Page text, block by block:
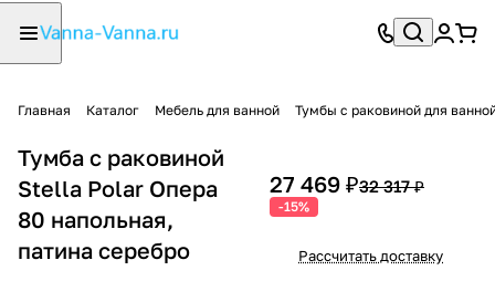
Главная Каталог Мебель для ванной Тумбы с раковиной для
Тумба с раковиной
Stella Polar Опера
80 напольная,
патина серебро
27 469 ₽32 317 ₽
-15%
Рассчитать доставку